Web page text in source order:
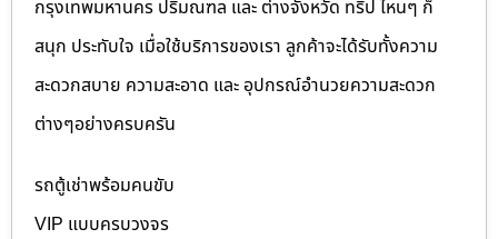
กรุงเทพมหานคร ปริมณฑล และ ต่างจังหวัด ทริป ไหนๆ ก็
สนุก ประทับใจ เมื่อใช้บริการของเรา ลูกค้าจะได้รับทั้งความ
สะดวกสบาย ความสะอาด และ อุปกรณ์อำนวยความสะดวก
ต่างๆอย่างครบครัน
รถตู้เช่าพร้อมคนขับ
VIP แบบครบวงจร